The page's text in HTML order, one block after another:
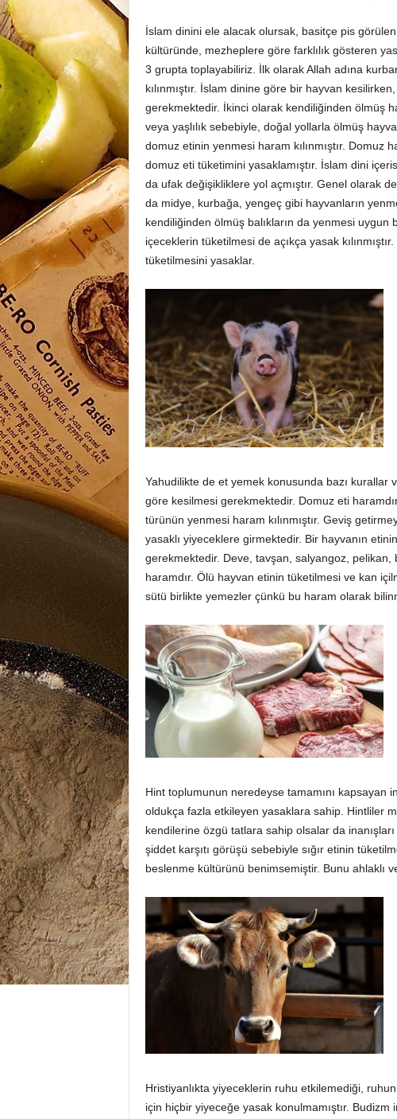
İslam dinini ele alacak olursak, basitçe pis
kültüründe, mezheplere göre farklılık gösteren
3 grupta toplayabiliriz. İlk olarak Allah adına
kılınmıştır. İslam dinine göre bir hayvan
gerekmektedir. İkinci olarak kendiliğinden ölmüş
veya yaşlılık sebebiyle, doğal yollarla ölmüş
domuz etinin yenmesi haram kılınmıştır. Domuz
domuz eti tüketimini yasaklamıştır. İslam dini
da ufak değişikliklere yol açmıştır. Genel olarak
da midye, kurbağa, yengeç gibi hayvanların
kendiliğinden ölmüş balıkların da yenmesi
içeceklerin tüketilmesi de açıkça yasak
tüketilmesini yasaklar.
Yahudilikte de et yemek konusunda bazı kurallar
göre kesilmesi gerekmektedir. Domuz eti
türünün yenmesi haram kılınmıştır. Geviş
yasaklı yiyeceklere girmektedir. Bir hayvanın
gerekmektedir. Deve, tavşan, salyangoz,
haramdır. Ölü hayvan etinin tüketilmesi ve kan
sütü birlikte yemezler çünkü bu haram olarak
Hint toplumunun neredeyse tamamını kapsayan
oldukça fazla etkileyen yasaklara sahip. Hintliler
kendilerine özgü tatlara sahip olsalar da
şiddet karşıtı görüşü sebebiyle sığır etinin
beslenme kültürünü benimsemiştir. Bunu ahlaklı
Hristiyanlıkta yiyeceklerin ruhu etkilemediği,
için hiçbir yiyeceğe yasak konulmamıştır.